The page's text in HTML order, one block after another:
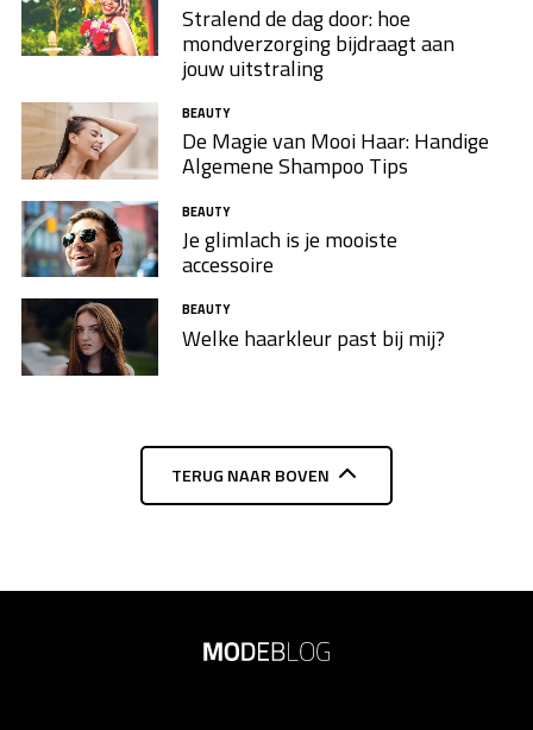
Stralend de dag door: hoe
mondverzorging bijdraagt aan
jouw uitstraling
BEAUTY
De Magie van Mooi Haar: Handige
Algemene Shampoo Tips
BEAUTY
Je glimlach is je mooiste
accessoire
BEAUTY
Welke haarkleur past bij mij?
TERUG NAAR BOVEN